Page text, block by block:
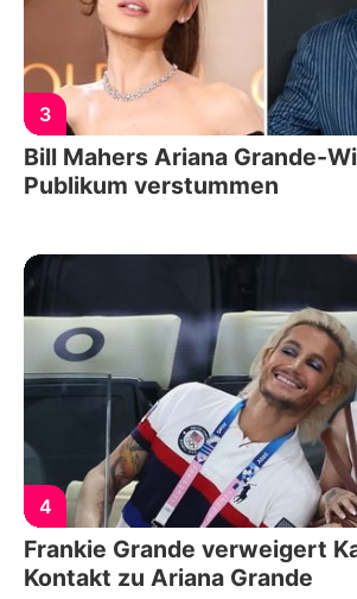
3
Bill Mahers Ariana Grande-
Publikum verstummen
4
Frankie Grande verweigert
Kontakt zu Ariana Grande